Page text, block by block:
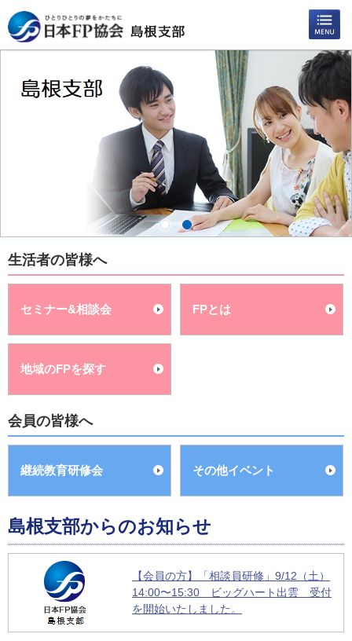
生活者の皆様へ
セミナー&相談会 FPとは
地域のFPを探す
会員の皆様へ
継続教育研修会 その他イベント
島根支部からのお知らせ
【会員の方】「相談員研修」9/12（土）
14:00〜15:30 ビッグハート出雲 受付
を開始いたしました。